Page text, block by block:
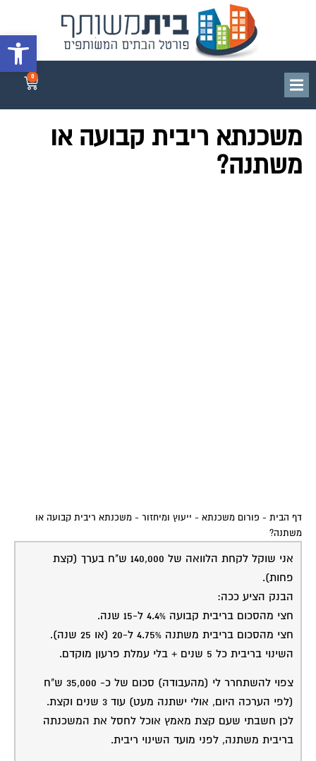
פתח
0
משכנתא ריבית קבועה או
משתנה?
דף הבית - פורום משכנתא - ייעוץ ומיחזור - משכנתא ריבית קבועה או
משתנה?
אני שוקל לקחת הלוואה של 140,000 ש"ח בערך (קצת
פחות).
הבנק הציע ככה:
חצי מהסכום בריבית קבועה 4.4% ל-15 שנה.
חצי מהסכום בריבית משתנה 4.75% ל-20 (או 25 שנה).
השינוי בריבית כל 5 שנים + בלי עמלת פרעון מוקדם.
צפוי להשתחרר לי (מהעבודה) סכום של כ- 35,000 ש"ח
(לפי הערכה היום, אולי ישתנה מעט) עוד 3 שנים וקצת.
לכן חשבתי שעם קצת מאמץ אוכל לחסל את המשכנתה
בריבית משתנה, לפני מועד השינוי ריבית.